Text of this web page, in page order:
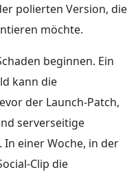
polierten Version, die
möchte.
beginnen. Ein
kann die
der Launch-Patch,
serverseitige
einer Woche, in der
Clip die